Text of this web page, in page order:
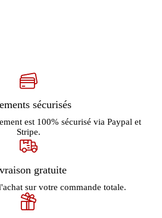
sécurisés
est 100% sécurisé via Paypal et
Stripe.
gratuite
sur votre commande totale.